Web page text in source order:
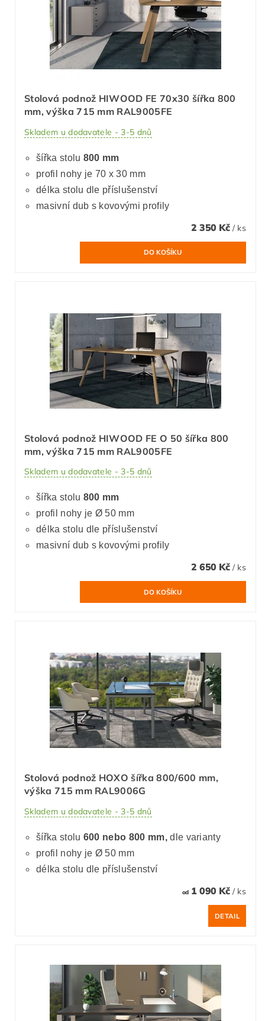
Stolová podnož HIWOOD FE 70x30 šířka 800
mm, výška 715 mm RAL9005FE
Skladem u dodavatele - 3-5 dnů
šířka stolu 800 mm
profil nohy je 70 x 30 mm
délka stolu dle příslušenství
masivní dub s kovovými profily
2 350 Kč / ks
Stolová podnož HIWOOD FE O 50 šířka 800
mm, výška 715 mm RAL9005FE
Skladem u dodavatele - 3-5 dnů
šířka stolu 800 mm
profil nohy je Ø 50 mm
délka stolu dle příslušenství
masivní dub s kovovými profily
2 650 Kč / ks
Stolová podnož HOXO šířka 800/600 mm,
výška 715 mm RAL9006G
Skladem u dodavatele - 3-5 dnů
šířka stolu 600 nebo 800 mm,dle varianty
profil nohy je Ø 50 mm
délka stolu dle příslušenství
od1 090 Kč / ks
DETAIL